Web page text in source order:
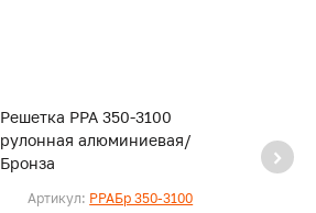
Решетка PPA 350-3100
рулонная алюминиевая/
Бронза
Артикул: PPAБр 350-3100